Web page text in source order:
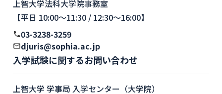
上智大学法科大学院事務室
【平日 10:00〜11:30 / 12:30〜16:00】
03-3238-3259
djuris@sophia.ac.jp
入学試験に関するお問い合わせ
上智大学 学事局 入学センター（大学院）